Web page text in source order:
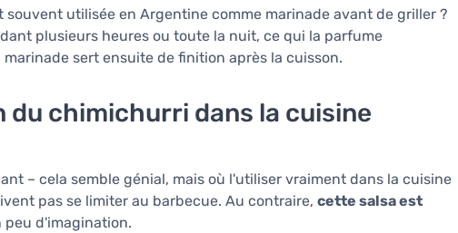
utilisée en Argentine comme marinade avant de griller ?
plusieurs heures ou toute la nuit, ce qui la parfume
sert ensuite de finition après la cuisson.
du chimichurri dans la cuisine
– cela semble génial, mais où l'utiliser vraiment dans la cuisine
pas se limiter au barbecue. Au contraire, cette salsa est
peu d'imagination.